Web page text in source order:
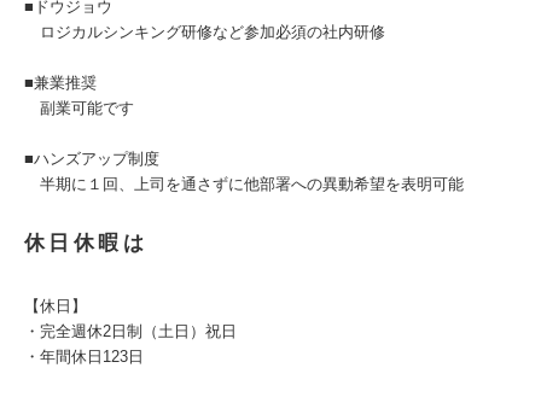
■ドウジョウ
ロジカルシンキング研修など参加必須の社内研修
■兼業推奨
副業可能です
■ハンズアップ制度
半期に１回、上司を通さずに他部署への異動希望を表明可能
休日休暇は
【休日】
・完全週休2日制（土日）祝日
・年間休日123日